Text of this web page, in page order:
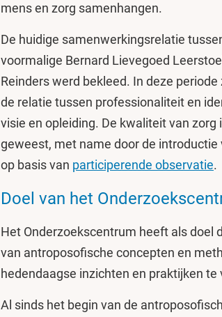
mens en zorg samenhangen.
De huidige samenwerkingsrelatie
voormalige Bernard Lievegoed
Reinders werd bekleed. In deze
de relatie tussen professionaliteit en
visie en opleiding. De kwaliteit van
geweest, met name door de
op basis van participerende observatie.
Doel van het
Het Onderzoekscentrum heeft als doel
van antroposofische concepten en
hedendaagse inzichten en praktijken te
Al sinds het begin van de